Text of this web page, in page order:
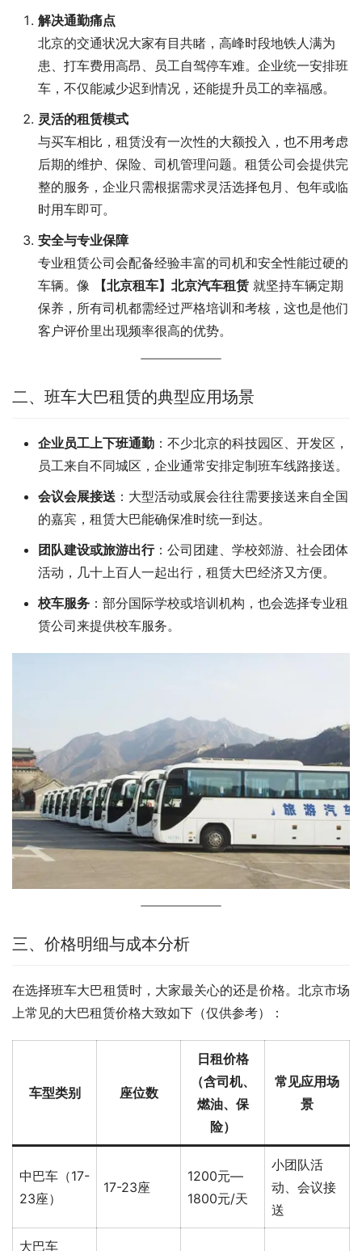
解决通勤痛点
北京的交通状况大家有目共睹，高峰时段地铁人满为
患、打车费用高昂、员工自驾停车难。企业统一安排班
车，不仅能减少迟到情况，还能提升员工的幸福感。
灵活的租赁模式
与买车相比，租赁没有一次性的大额投入，也不用考虑
后期的维护、保险、司机管理问题。租赁公司会提供完
整的服务，企业只需根据需求灵活选择包月、包年或临
时用车即可。
安全与专业保障
专业租赁公司会配备经验丰富的司机和安全性能过硬的
车辆。像
【北京租车】北京汽车租赁 就坚持车辆定期
保养，所有司机都需经过严格培训和考核，这也是他们
客户评价里出现频率很高的优势。
二、班车大巴租赁的典型应用场景
企业员工上下班通勤 ：不少北京的科技园区、开发区，
员工来自不同城区，企业通常安排定制班车线路接送。
会议会展接送 ：大型活动或展会往往需要接送来自全国
的嘉宾，租赁大巴能确保准时统一到达。
团队建设或旅游出行：公司团建、学校郊游、社会团体
活动，几十上百人一起出行，租赁大巴经济又方便。
校车服务 ：部分国际学校或培训机构，也会选择专业租
赁公司来提供校车服务。
三、价格明细与成本分析
在选择班车大巴租赁时，大家最关心的还是价格。北京市场
上常见的大巴租赁价格大致如下（仅供参考）：
车型类别 座位数
日租价格
（含司机、
燃油、保
险）
常见应用场
景
中巴车（17-
23座）
17-23座
1200元—
1800元/天
小团队活
动、会议接
送
大巴车